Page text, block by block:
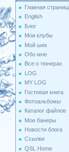
Главная
English
Блог
Мои клубы
Мой шек
Обо мне
Все о тюнерах
LOG
MY LOG
Гостевая книга
Фотоальбомы
Каталог файлов
Мои банеры
Новости блога
Ссылки
QSL Home